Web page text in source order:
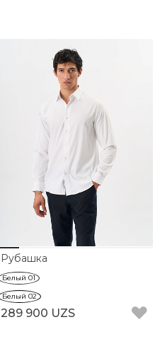
Рубашка
Белый 01
Белый 02
289 900 UZS